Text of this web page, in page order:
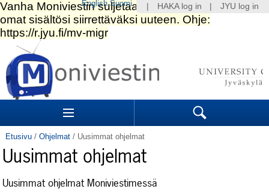
Siirry
sisältöön.
|
Siirry
navigointiin
Sections Search
Etusivu / Ohjelmat / Uusimmat ohjelmat
Uusimmat ohjelmat
Uusimmat ohjelmat Moniviestimessä
HAKA log in JYU log in
English Suomi